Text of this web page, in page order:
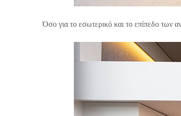
Όσο για το εσωτερικό και το επίπεδο των